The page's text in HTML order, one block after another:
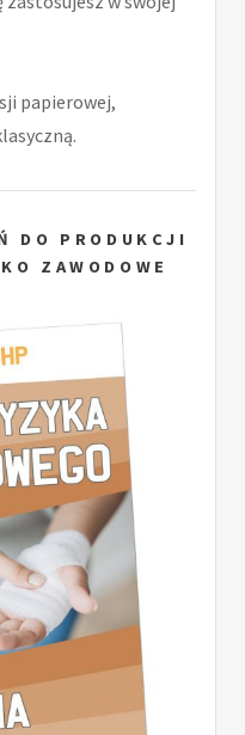
papierowej,
DO PRODUKCJI
ZAWODOWE